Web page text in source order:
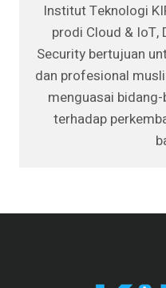
Institut Teknologi
prodi Cloud & IoT,
Security bertujuan
dan profesional
menguasai
terhadap